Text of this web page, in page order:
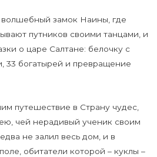
волшебный замок Наины, где
путников своими танцами, и
о царе Салтане: белочку с
33 богатырей и превращение
путешествие в Страну чудес,
чей нерадивый ученик своим
не залил весь дом, и в
обитатели которой – куклы –